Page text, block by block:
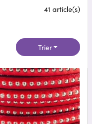
41 article(s)
Trier